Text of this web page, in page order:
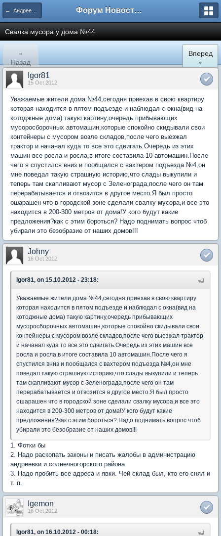
← Андреевский квартал Форум Новостройки
Свалка мусора у дома №44
«
Назад
Вперед
»
Igor81
15 Oct 2012
Уважаемые жители дома №44,сегодня приехав в свою квартиру
которая находится в пятом подъезде и наблюдал с окна(вид на
котоджные дома) такую картину,очередь прибывающих
мусоросборочных автомашин,которые спокойно скидывали свои
контейнеры с мусором возле складов,после чего выезжал
трактор и начанал куда то все это сдвигать.Очередь из этих
машин все росла и росла,в итоге составила 10 автомашин.После
чего я спустился вниз и пообщался с вахтером подъезда №4,он
мне поведал такую страшную историю,что слады выкупили и
теперь там скапливают мусор с Зеленограда,после чего он там
перерабатывается и отвозится в другое место.Я был просто
ошарашен что в городской зоне сделали свалку мусора,и все это
находится в 200-300 метров от дома!У кого будут какие
предложения?как с этим бороться? Надо поднимать вопрос чтоб
убирали это безобразие от наших домов!!!
Johny
16 Oct 2012
Igor81, on 15.10.2012 - 23:18:
Уважаемые жители дома №44,сегодня приехав в свою квартиру
которая находится в пятом подъезде и наблюдал с окна(вид на
котоджные дома) такую картину,очередь прибывающих
мусоросборочных автомашин,которые спокойно скидывали свои
контейнеры с мусором возле складов,после чего выезжал трактор
и начанал куда то все это сдвигать.Очередь из этих машин все
росла и росла,в итоге составила 10 автомашин.После чего я
спустился вниз и пообщался с вахтером подъезда №4,он мне
поведал такую страшную историю,что слады выкупили и теперь
там скапливают мусор с Зеленограда,после чего он там
перерабатывается и отвозится в другое место.Я был просто
ошарашен что в городской зоне сделали свалку мусора,и все это
находится в 200-300 метров от дома!У кого будут какие
предложения?как с этим бороться? Надо поднимать вопрос чтоб
убирали это безобразие от наших домов!!!
1. Фотки бы
2. Надо раскопать законы и писать жалобы в администрацию
андреевки и солнечногорского района
3. Надо пробить все адреса и явки. Чей склад был, кто его снял и
т. п.
Igemon
16 Oct 2012
Igor81, on 16.10.2012 - 00:18: